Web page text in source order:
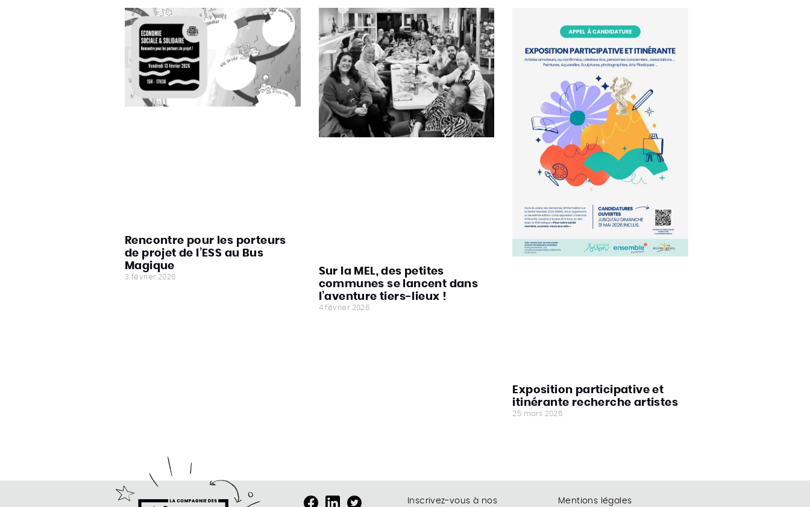
Rencontre pour les porteurs
de projet de l’ESS au Bus
Magique
3 février 2026
Sur la MEL, des petites
communes se lancent dans
l’aventure tiers-lieux !
4 février 2026
Exposition participative et
itinérante recherche artistes
25 mars 2026
la Compagnie des Tiers-Lieux
de la compagnie des Tiers-Lieux Inscrivez-vous à nos Mentions légales